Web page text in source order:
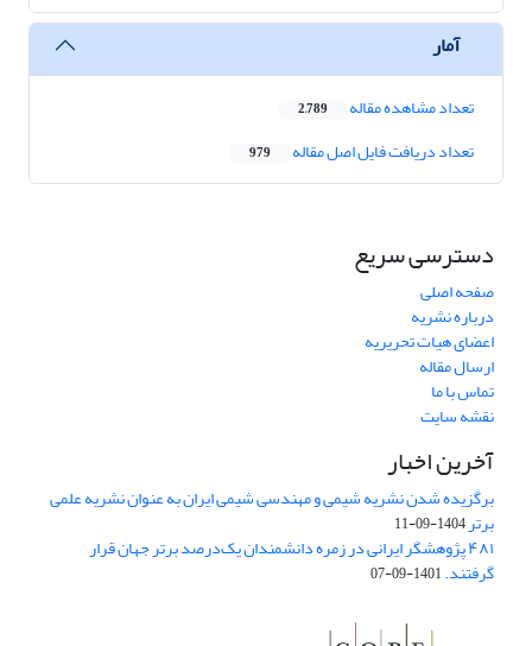
آمار
تعداد مشاهده مقاله 2,789
تعداد دریافت فایل اصل مقاله 979
دسترسی سریع
صفحه اصلی
درباره نشریه
اعضای هیات تحریریه
ارسال مقاله
تماس با ما
نقشه سایت
آخرین اخبار
برگزیده شدن نشریه شیمی و مهندسی شیمی ایران به عنوان نشریه علمی
برتر1404-09-11
۴۸۱ پژوهشگر ایرانی در زمره دانشمندان یک‌درصد برتر جهان قرار
گرفتند.1401-09-07